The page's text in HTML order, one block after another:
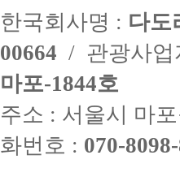
한국회사명 : 다도
00664 / 관광사
마포-1844호
주소 : 서울시 마
화번호 : 070-